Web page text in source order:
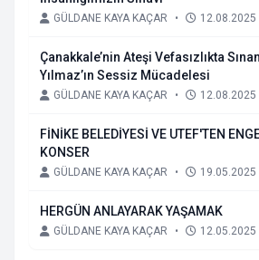
GÜLDANE KAYA KAÇAR • 12.08.2025
Çanakkale’nin Ateşi Vefasızlıkta Sınanıyor, Levent
Yılmaz’ın Sessiz Mücadelesi
GÜLDANE KAYA KAÇAR • 12.08.2025
FİNİKE BELEDİYESİ VE UTEF'TEN
KONSER
GÜLDANE KAYA KAÇAR • 19.05.2025
HERGÜN ANLAYARAK YAŞAMAK
GÜLDANE KAYA KAÇAR • 12.05.2025